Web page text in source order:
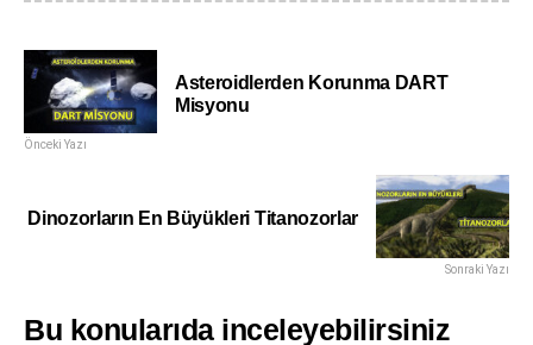
Asteroidlerden Korunma DART
Misyonu
Önceki Yazı
Dinozorların En Büyükleri Titanozorlar
Sonraki Yazı
Bu konularıda inceleyebilirsiniz